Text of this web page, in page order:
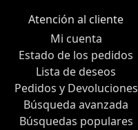
Atención al cliente
Mi cuenta
Estado de los pedidos
Lista de deseos
Pedidos y Devoluciones
Búsqueda avanzada
Búsquedas populares